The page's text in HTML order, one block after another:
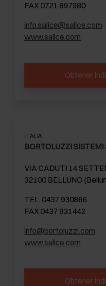
FAX 0721 897980
info.salice@salice.com
www.salice.com
Obtener
ITALIA
BORTOLUZZI SISTEMI
VIA CADUTI 14
32100 BELLUNO
TEL. 0437 930866
FAX 0437 931442
info@bortoluzzi.com
www.salice.com
Obtener